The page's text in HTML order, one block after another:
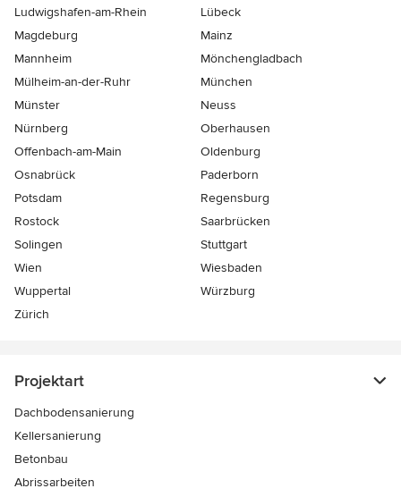
Ludwigshafen-am-Rhein
Lübeck
Magdeburg
Mainz
Mannheim
Mönchen­gladbach
Mülheim-an-der-Ruhr
München
Münster
Neuss
Nürnberg
Oberhausen
Offenbach-am-Main
Oldenburg
Osnabrück
Paderborn
Potsdam
Regensburg
Rostock
Saarbrücken
Solingen
Stuttgart
Wien
Wiesbaden
Wuppertal
Würzburg
Zürich
Projektart
Dachbodensanierung
Kellersanierung
Betonbau
Abrissarbeiten